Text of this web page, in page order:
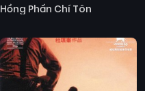
Hồng Phấn Chí Tôn